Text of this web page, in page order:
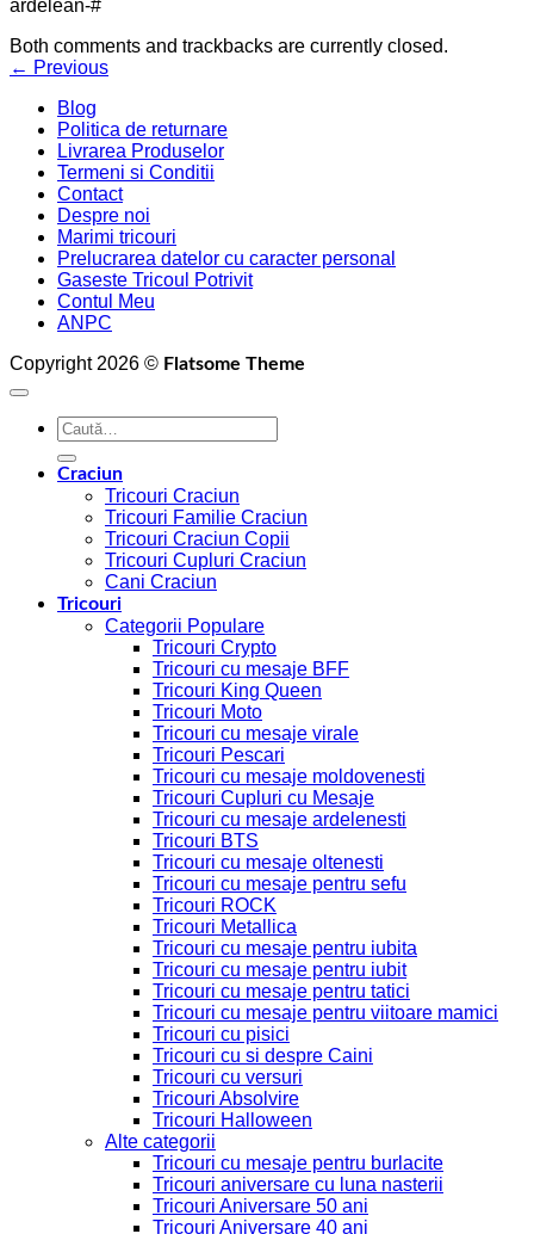
ardelean-#
Both comments and trackbacks are currently closed.
← Previous
Blog
Politica de returnare
Livrarea Produselor
Termeni si Conditii
Contact
Despre noi
Marimi tricouri
Prelucrarea datelor cu caracter personal
Gaseste Tricoul Potrivit
Contul Meu
ANPC
Copyright 2026 © Flatsome Theme
Caută
după:
Craciun
Tricouri Craciun
Tricouri Familie Craciun
Tricouri Craciun Copii
Tricouri Cupluri Craciun
Cani Craciun
Tricouri
Categorii Populare
Tricouri Crypto
Tricouri cu mesaje BFF
Tricouri King Queen
Tricouri Moto
Tricouri cu mesaje virale
Tricouri Pescari
Tricouri cu mesaje moldovenesti
Tricouri Cupluri cu Mesaje
Tricouri cu mesaje ardelenesti
Tricouri BTS
Tricouri cu mesaje oltenesti
Tricouri cu mesaje pentru sefu
Tricouri ROCK
Tricouri Metallica
Tricouri cu mesaje pentru iubita
Tricouri cu mesaje pentru iubit
Tricouri cu mesaje pentru tatici
Tricouri cu mesaje pentru viitoare mamici
Tricouri cu pisici
Tricouri cu si despre Caini
Tricouri cu versuri
Tricouri Absolvire
Tricouri Halloween
Alte categorii
Tricouri cu mesaje pentru burlacite
Tricouri aniversare cu luna nasterii
Tricouri Aniversare 50 ani
Tricouri Aniversare 40 ani